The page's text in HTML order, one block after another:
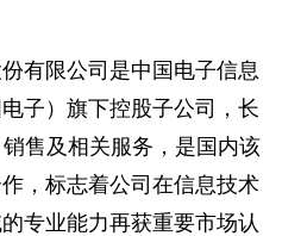
有限公司是中国电子信息
子）旗下控股子公司，长
售及相关服务，是国内该
，标志着公司在信息技术
专业能力再获重要市场认